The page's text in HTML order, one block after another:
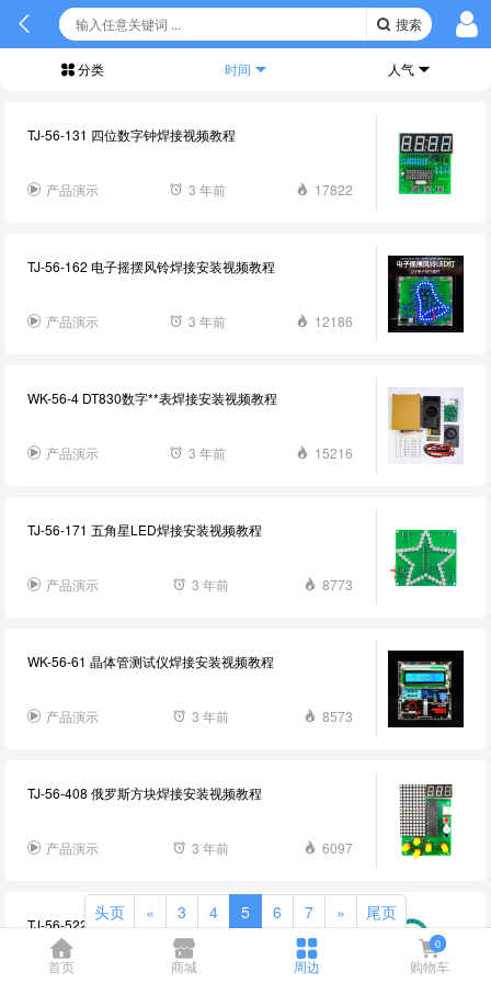
搜索
首页 商城 周边
0
购物车
分类 时间 人气
TJ-56-131 四位数字钟焊接视频教程
产品演示 3 年前 17822
TJ-56-162 电子摇摆风铃焊接安装视频教程
产品演示 3 年前 12186
WK-56-4 DT830数字**表焊接安装视频教程
产品演示 3 年前 15216
TJ-56-171 五角星LED焊接安装视频教程
产品演示 3 年前 8773
WK-56-61 晶体管测试仪焊接安装视频教程
产品演示 3 年前 8573
TJ-56-408 俄罗斯方块焊接安装视频教程
产品演示 3 年前 6097
TJ-56-522 环形渐变流水灯套件焊接安装视频教程
产品演示 3 年前
头页 « 3 4 5 6 7 » 尾页